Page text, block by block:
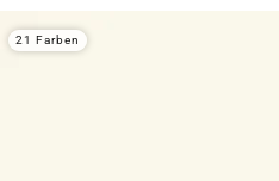
21 Farben